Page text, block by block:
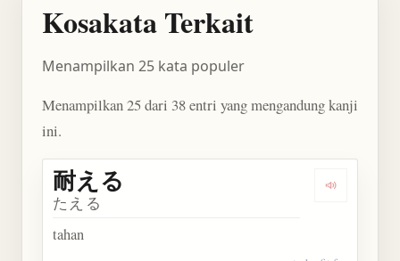
Kosakata Terkait
Menampilkan 25 kata populer
Menampilkan 25 dari 38 entri yang mengandung kanji
ini.
Dengarkan
耐える
たえる
tahan